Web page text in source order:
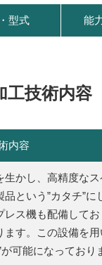
型式 能
工技術内容
内容
かし、高精度な
という”カタチ”に
ス機も配備して
す。この設備を
可能になっており